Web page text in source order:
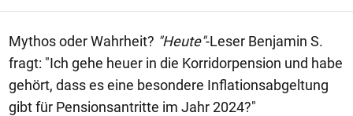
Mythos oder Wahrheit? "Heute"-Leser Benjamin S.
fragt: "Ich gehe heuer in die Korridorpension und habe
gehört, dass es eine besondere Inflationsabgeltung
gibt für Pensionsantritte im Jahr 2024?"